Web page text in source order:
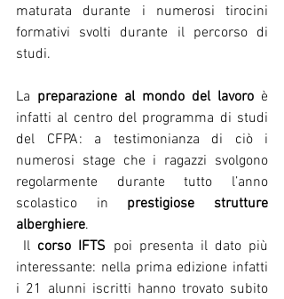
maturata durante i numerosi tirocini
formativi svolti durante il percorso di
studi.
La preparazione al mondo del lavoro è
infatti al centro del programma di studi
del CFPA: a testimonianza di ciò i
numerosi stage che i ragazzi svolgono
regolarmente durante tutto l’anno
scolastico in prestigiose strutture
alberghiere.
Il corso IFTS poi presenta il dato più
interessante: nella prima edizione infatti
i 21 alunni iscritti hanno trovato subito